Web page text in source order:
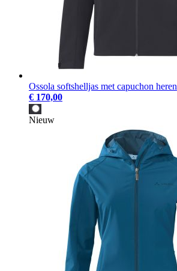
Ossola softshelljas met capuchon heren
€ 170,00
Nieuw